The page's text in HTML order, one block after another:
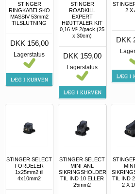
STINGER
RINGKABELSKO
MASSIV 53mm2
TILSLUTNING
DKK 156,00
Lagerstatus
STINGER
ROADKILL
EXPERT
HØJTTALER KIT
0,16 M² 2/pack (25
x 30cm)
DKK 159,00
Lagerstatus
2 X
DKK
STINGER SELECT
FORDELER
1x25mm2 til
4x10mm2
STINGER SELECT
MINI-ANL
SIKRINGSHOLDER
TIL IND 10 ELLER
25mm2
TIL IND
2 X